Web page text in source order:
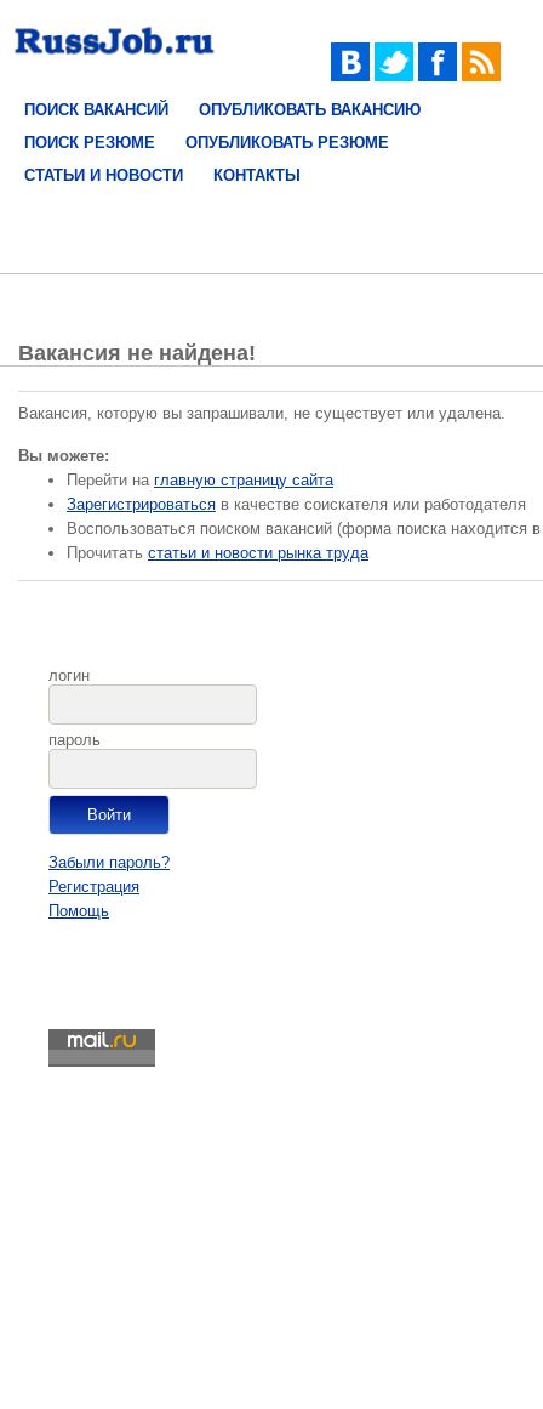
ПОИСК ВАКАНСИЙ
ОПУБЛИКОВАТЬ ВАКАНСИЮ
ПОИСК РЕЗЮМЕ
ОПУБЛИКОВАТЬ РЕЗЮМЕ
СТАТЬИ И НОВОСТИ
КОНТАКТЫ
Вакансия не найдена!
Вакансия, которую вы запрашивали, не существует или удалена.
Вы можете:
Перейти на главную страницу сайта
Зарегистрироваться в качестве соискателя или работодателя
Воспользоваться поиском вакансий (форма поиска находится
Прочитать статьи и новости рынка труда
логин
пароль
Забыли пароль?
Регистрация
Помощь